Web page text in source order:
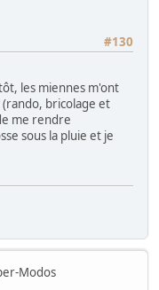
#130
les miennes m'ont
bricolage et
me rendre
sous la pluie et je
Modos